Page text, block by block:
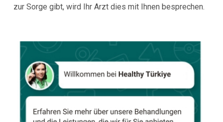
zur Sorge gibt, wird Ihr Arzt dies mit Ihnen besprechen.